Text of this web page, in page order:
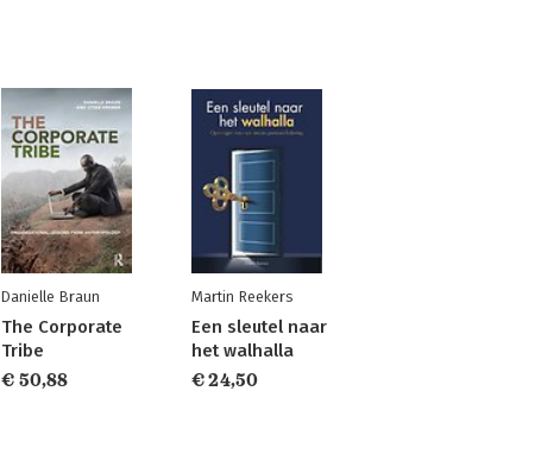
Danielle Braun
The Corporate
Tribe
€ 50,88
Martin Reekers
Een sleutel naar
het walhalla
€ 24,50